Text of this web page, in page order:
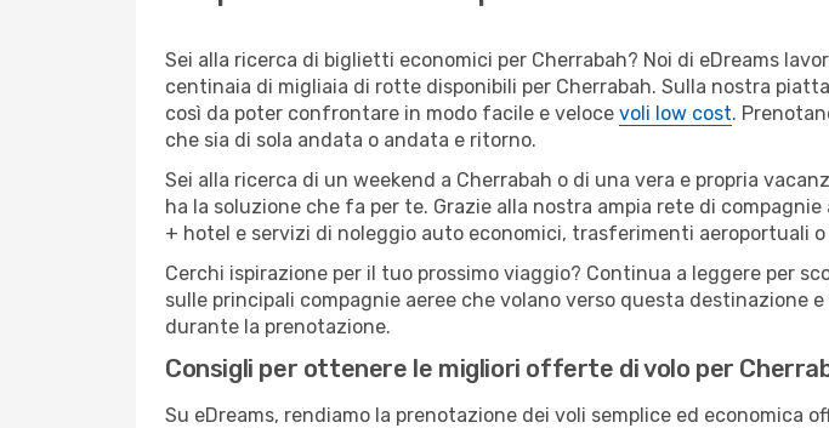
Sei alla ricerca di biglietti economici per Cherrabah? Noi di eDreams
centinaia di migliaia di rotte disponibili per Cherrabah. Sulla nostra
così da poter confrontare in modo facile e veloce voli low cost.
che sia di sola andata o andata e ritorno.
Sei alla ricerca di un weekend a Cherrabah o di una vera e propria
ha la soluzione che fa per te. Grazie alla nostra ampia rete di
+ hotel e servizi di noleggio auto economici, trasferimenti aeroportuali
Cerchi ispirazione per il tuo prossimo viaggio? Continua a leggere per
sulle principali compagnie aeree che volano verso questa
durante la prenotazione.
Consigli per ottenere le migliori offerte di volo per
Su eDreams, rendiamo la prenotazione dei voli semplice ed economica